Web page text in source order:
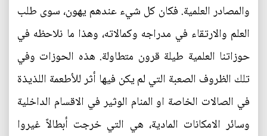
والمصادر العلمية. فكان كل شيء عندهم يهون، سوى طلب
العلم والارتقاء في مدراجه وكمالاته، وهذا ما نلاحظه في
حوزاتنا العلمية طيلة قرون متطاولة. هذه الحوزات وفي
تلك الظروف الصعبة التي لم يكن فيها أثر للأطعمة اللذيذة
في الصالات الخاصة او المنام الوثير في الاقسام الداخلية
وسائر الامكانات المادية، هي التي خرجت أبطالاً غيروا